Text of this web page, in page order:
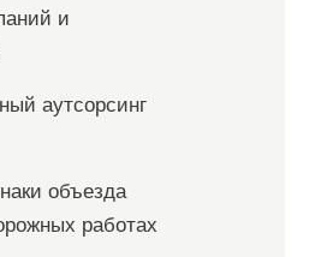
и
аутсорсинг
объезда
работах